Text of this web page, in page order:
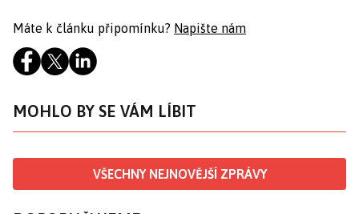
Máte k článku připomínku? Napište nám
MOHLO BY SE VÁM LÍBIT
VŠECHNY NEJNOVĚJŠÍ ZPRÁVY